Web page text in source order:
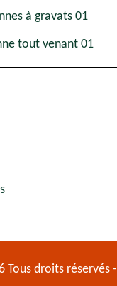
à gravats 01
tout venant 01
Tous droits réservés -